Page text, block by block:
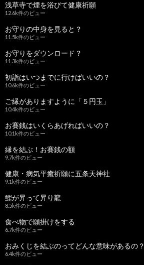
浅草寺で煙を浴びて健康祈願
12.6k件のビュー
お守りの中身を見ると？
11.5k件のビュー
お守りをダウンロード？
11.3k件のビュー
初詣はいつまでに行けばいいの？
10.6k件のビュー
ご縁がありますように「５円玉」
10.4k件のビュー
お賽銭はいくらあげればいいの？
10.1k件のビュー
縁を結ぶ！お賽銭の額
9.7k件のビュー
健康・病気平癒祈願に五条天神社
9.1k件のビュー
鯉が昇って昇り龍
8.5k件のビュー
食べ物で願掛けをする
6.7k件のビュー
おみくじを結ぶのってどんな意味があるの？
6.4k件のビュー